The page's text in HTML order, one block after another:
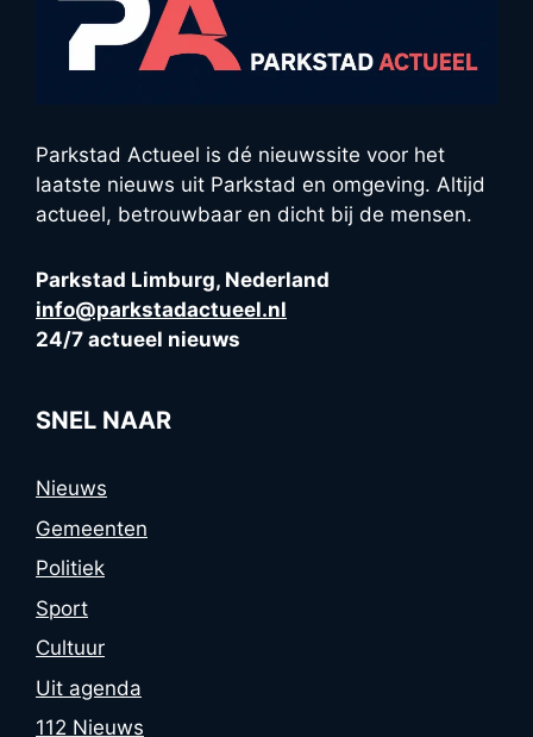
Parkstad Actueel is dé nieuwssite voor het
laatste nieuws uit Parkstad en omgeving. Altijd
actueel, betrouwbaar en dicht bij de mensen.
Parkstad Limburg, Nederland
info@parkstadactueel.nl
24/7 actueel nieuws
SNEL NAAR
Nieuws
Gemeenten
Politiek
Sport
Cultuur
Uit agenda
112 Nieuws